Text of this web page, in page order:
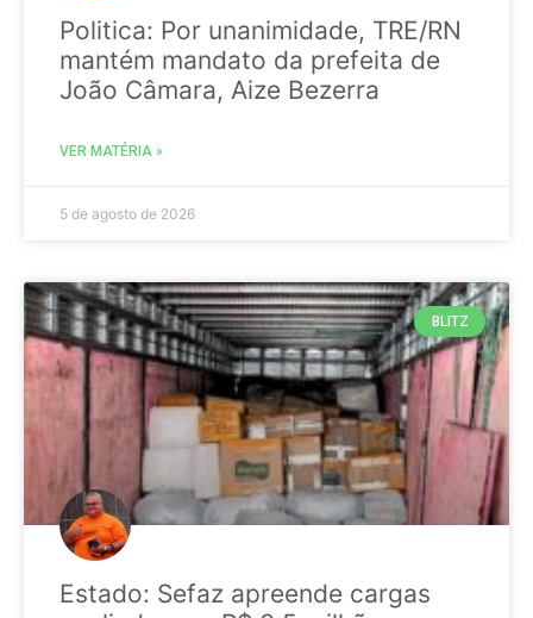
Politica: Por unanimidade, TRE/RN
mantém mandato da prefeita de
João Câmara, Aize Bezerra
VER MATÉRIA »
5 de agosto de 2026
BLITZ
Estado: Sefaz apreende cargas